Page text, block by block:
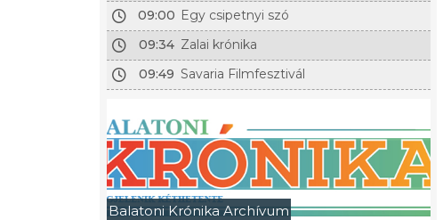
09:00 Egy csipetnyi szó
09:34 Zalai krónika
09:49 Savaria Filmfesztivál
Balatoni Krónika Archívum